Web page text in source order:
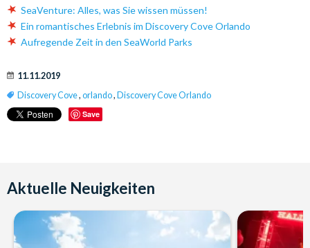
SeaVenture: Alles, was Sie wissen müssen!
Ein romantisches Erlebnis im Discovery Cove Orlando
Aufregende Zeit in den SeaWorld Parks
11.11.2019
Discovery Cove, orlando, Discovery Cove Orlando
Save
Aktuelle Neuigkeiten